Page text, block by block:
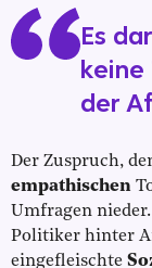
Es
keine
der
Der Zuspruch,
empathischen
Umfragen
Politiker hinter
eingefleischte